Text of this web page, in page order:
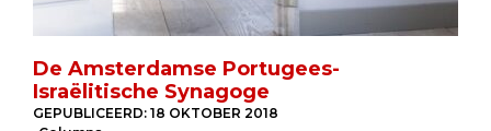
De Amsterdamse Portugees-
Israëlitische Synagoge
GEPUBLICEERD: 18 OKTOBER 2018